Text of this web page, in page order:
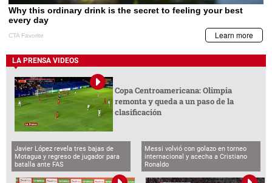
LA PRENSA VIDEOS
Copa Centroamericana: Olimpia
remonta y queda a un paso de la
clasificación
Javier López revela tres bajas de
Motagua y regreso de jugador para
batalla ante FAS
Messi volvió con golazo en torneo
internacional y acecha a Cristiano
Ronaldo